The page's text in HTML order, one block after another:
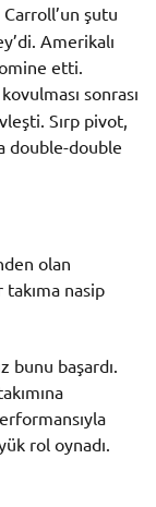
Carroll’un şutu
Amerikalı
etti.
sonrası
Sırp pivot,
double-double
olan
takıma nasip
bunu başardı.
rol oynadı.